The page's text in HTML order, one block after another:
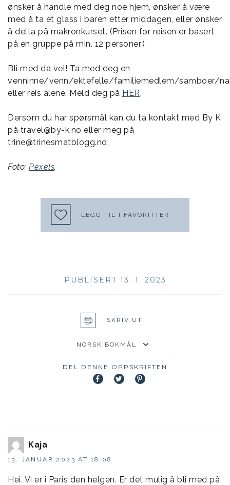
ønsker å handle med deg noe hjem, ønsker å være
med å ta et glass i baren etter middagen, eller ønsker
å delta på makronkurset. (Prisen for reisen er basert
på en gruppe på min. 12 personer.)
Bli med da vel! Ta med deg en
venninne/venn/ektefelle/familiemedlem/samboer/
eller reis alene. Meld deg på HER.
Dersom du har spørsmål kan du ta kontakt med By K
på travel@by-k.no eller meg på
trine@trinesmatblogg.no.
Foto: Pexels.
LEGG TIL I FAVORITTER
PUBLISERT 13. 1. 2023
SKRIV UT
DEL DENNE OPPSKRIFTEN
Kaja
13. JANUAR 2023 AT 18:08
Hei. Vi er i Paris den helgen. Er det mulig å bli med på